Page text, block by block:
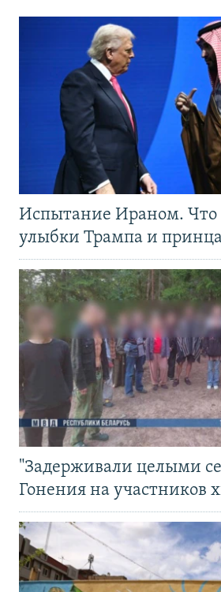
Испытание Ираном. Что
улыбки Трампа и
"Задерживали целыми
Гонения на участников